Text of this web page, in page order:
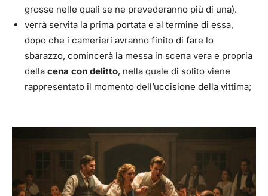
grosse nelle quali se ne prevederanno più di una).
verrà servita la prima portata e al termine di essa,
dopo che i camerieri avranno finito di fare lo
sbarazzo, comincerà la messa in scena vera e propria
della cena con delitto, nella quale di solito viene
rappresentato il momento dell’uccisione della vittima;